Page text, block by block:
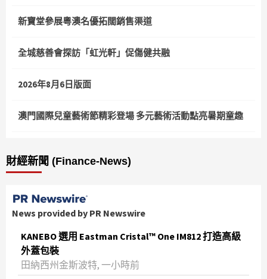
新寶堂參展粵澳名優拓闊銷售渠道
全城慈善會探訪「虹光軒」促傷健共融
2026年8月6日版面
澳門國際兒童藝術節精彩登場 多元藝術活動點亮暑期童趣
財經新聞 (Finance-News)
News provided by PR Newswire
KANEBO 選用 Eastman Cristal™ One IM812 打造高級
外蓋包裝
田納西州金斯波特, 一小時前